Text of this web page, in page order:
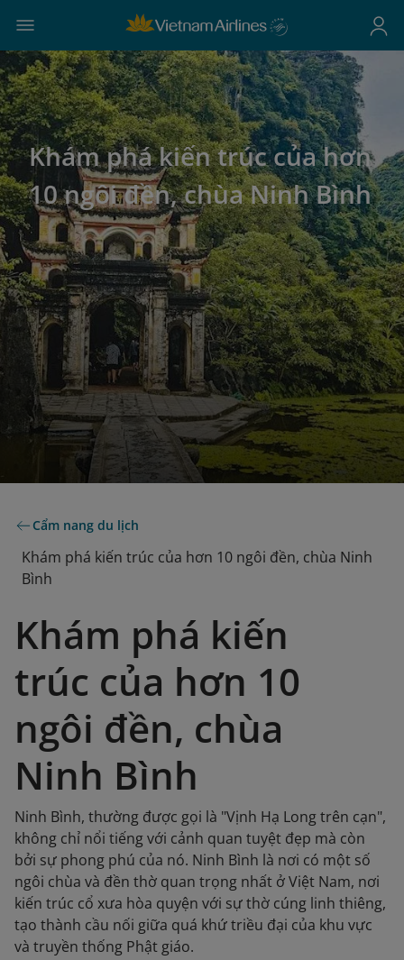
Khám phá kiến trúc của hơn
10 ngôi đền, chùa Ninh Bình
Cẩm nang du lịch
Khám phá kiến trúc của hơn 10 ngôi đền, chùa Ninh
Bình
Khám phá kiến
trúc của hơn 10
ngôi đền, chùa
Ninh Bình
Ninh Bình, thường được gọi là "Vịnh Hạ Long trên cạn",
không chỉ nổi tiếng với cảnh quan tuyệt đẹp mà còn
bởi sự phong phú của nó. Ninh Bình là nơi có một số
ngôi chùa và đền thờ quan trọng nhất ở Việt Nam, nơi
kiến trúc cổ xưa hòa quyện với sự thờ cúng linh thiêng,
tạo thành cầu nối giữa quá khứ triều đại của khu vực
và truyền thống Phật giáo.